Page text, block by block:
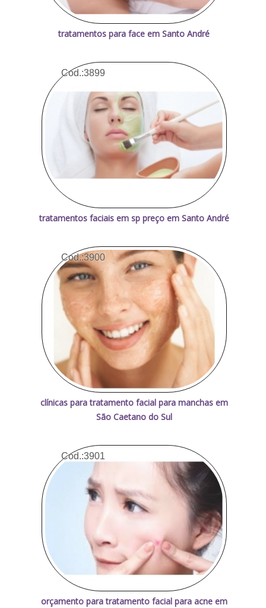
tratamentos para face em Santo André
Cod.:3899
tratamentos faciais em sp preço em Santo André
Cod.:3900
clínicas para tratamento facial para manchas em
São Caetano do Sul
Cod.:3901
orçamento para tratamento facial para acne em